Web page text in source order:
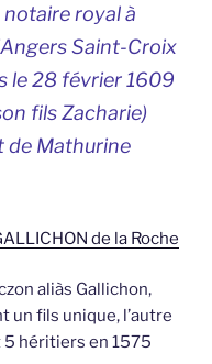
royal à
Saint-Croix
le 28 février 1609
fils Zacharie)
de Mathurine
de la Roche
aliàs Gallichon,
un fils unique, l’autre
5 héritiers en 1575